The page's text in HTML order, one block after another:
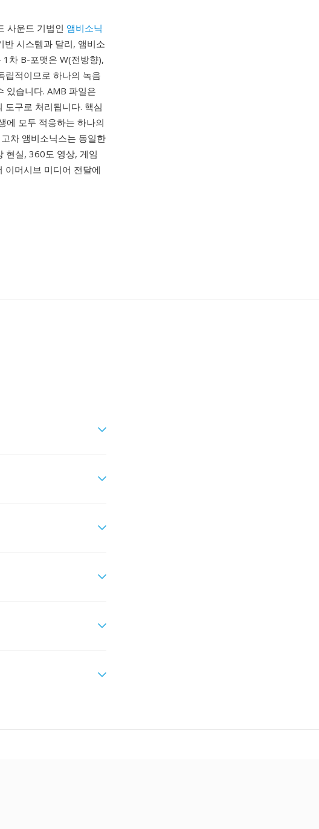
사운드 기법인 앰비소닉
반 시스템과 달리, 앰비소
차 B-포맷은 W(전방향),
립적이므로 하나의 녹음
있습니다. AMB 파일은
도구로 처리됩니다. 핵심
에 모두 적응하는 하나의
차 앰비소닉스는 동일한
현실, 360도 영상, 게임
이머시브 미디어 전달에